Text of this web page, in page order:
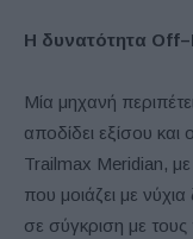
Η δυνατότητα Off–
Μία μηχανή
αποδίδει εξίσου και
Trailmax Meridian, με
που μοιάζει με
σε σύγκριση με τους